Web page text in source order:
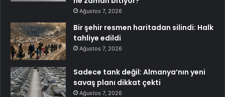
Ağustos 7, 2026
Bir şehir resmen haritadan silindi: Halk
tahliye edildi
Ağustos 7, 2026
Sadece tank değil: Almanya’nın yeni
savaş planı dikkat çekti
Ağustos 7, 2026